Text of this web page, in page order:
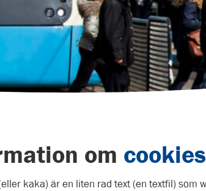
om cookies
kaka) är en liten rad text (en textfil) som